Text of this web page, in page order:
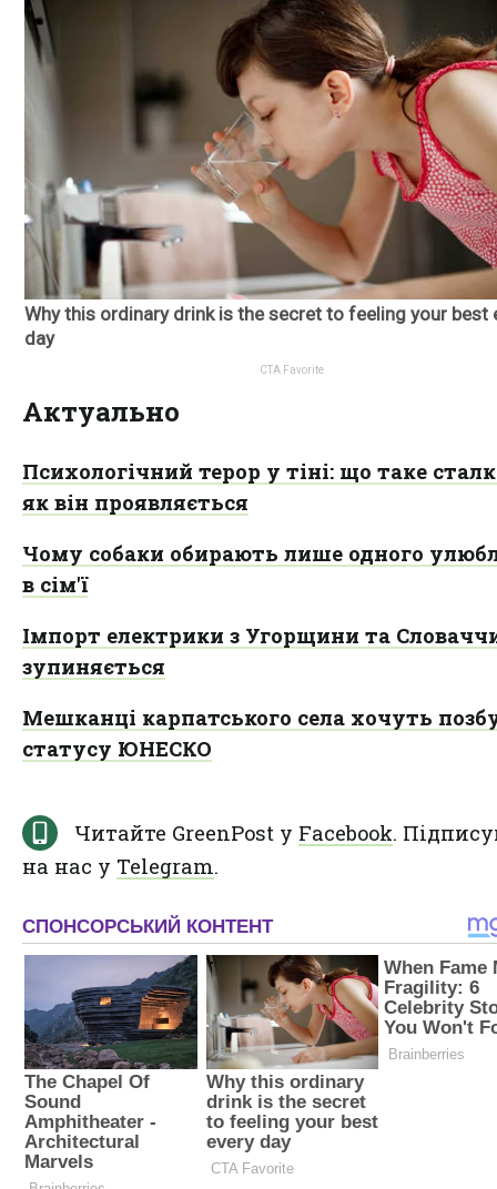
Актуально
Психологічний терор у тіні: що таке
як він проявляється
Чому собаки обирають лише одного
в сім'ї
Імпорт електрики з Угорщини та
зупиняється
Мешканці карпатського села хочуть
статусу ЮНЕСКО
Читайте GreenPost у Facebook.
на нас у Telegram.